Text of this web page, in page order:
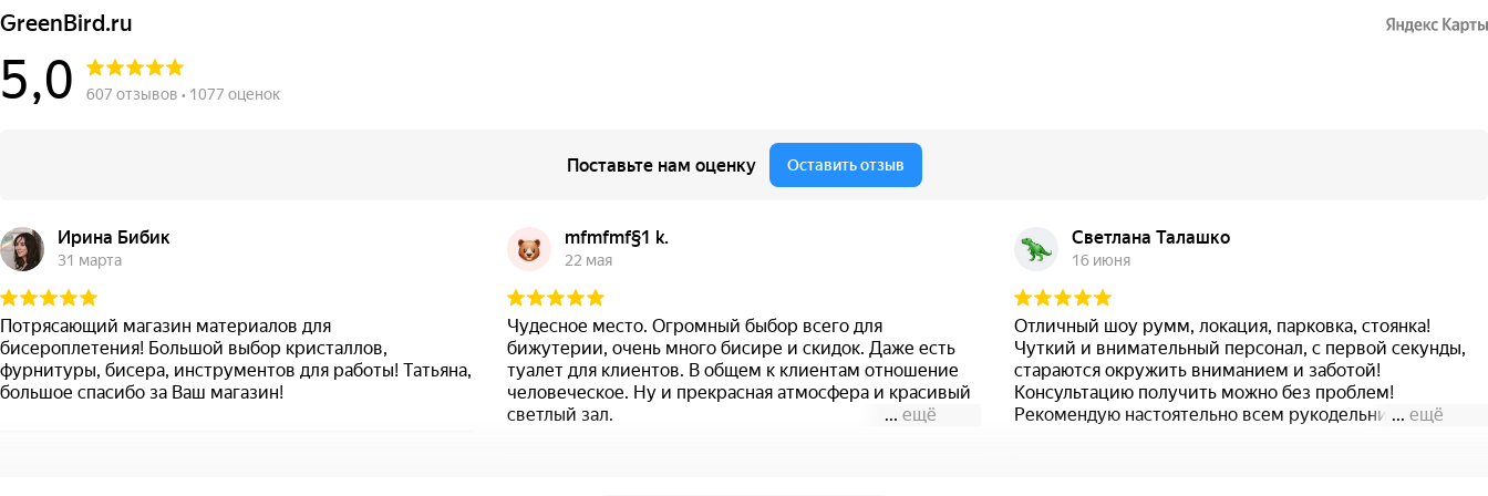
GreenBird.ru
5,0 607 отзывов • 1077 оценок
Поставьте нам оценку Оставить отзыв
Ирина Бибик
31 марта
Потрясающий магазин материалов для
бисероплетения! Большой выбор кристаллов,
фурнитуры, бисера, инструментов для работы! Татьяна,
большое спасибо за Ваш магазин!
mfmfmf§1 k.
22 мая
Чудесное место. Огромный быбор всего для
бижутерии, очень много бисире и скидок. Даже есть
туалет для клиентов. В общем к клиентам отношение
человеческое. Ну и прекрасная атмосфера и красивый
светлый зал.
... ещё
Светлана Талашко
16 июня
Отличный шоу румм, локация, парковка, стоянка!
Чуткий и внимательный персонал, с первой секунды,
стараются окружить вниманием и заботой!
Консультацию получить можно без проблем!
Рекомендую настоятельно всем рукодельницам!
... ещё